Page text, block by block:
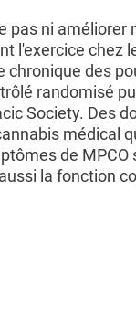
pas ni améliorer
l'exercice chez
des
randomisé
Society. Des
médical
de MPCO
la fonction